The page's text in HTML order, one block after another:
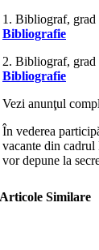
1. Bibliograf, grad
Bibliografie
2. Bibliograf, grad
Bibliografie
Vezi anunţul
În vederea
vacante din
vor depune la
Articole Similare